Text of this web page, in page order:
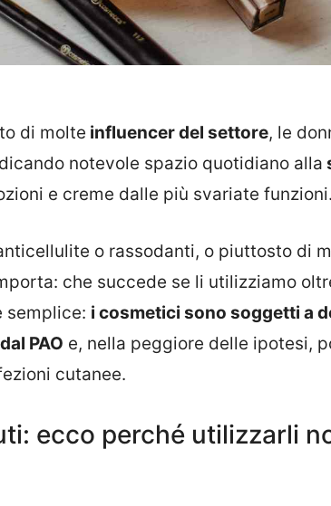
di molte influencer del settore, le
notevole spazio quotidiano alla
e creme dalle più svariate funzioni.
o rassodanti, o piuttosto di
che succede se li utilizziamo
semplice: i cosmetici sono soggetti a
PAO e, nella peggiore delle ipotesi,
cutanee.
ecco perché utilizzarli